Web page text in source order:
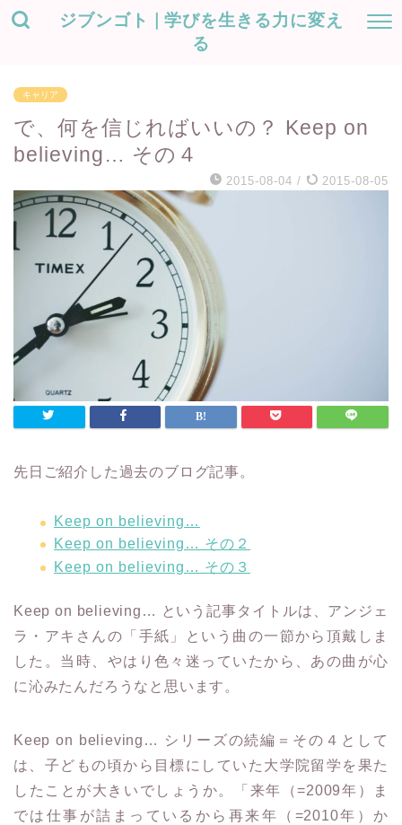
ジブンゴト | 学びを生きる力に変え
る
キャリア
で、何を信じればいいの？ Keep on
believing… その４
2015-08-04 / 2015-08-05
先日ご紹介した過去のブログ記事。
Keep on believing…
Keep on believing… その２
Keep on believing… その３
Keep on believing… という記事タイトルは、 アンジェ
ラ・アキさんの「手紙」という曲の一節から頂戴しま
した。当時、やはり色々迷っていたから、あの曲が心
に沁みたんだろうなと思います。
Keep on believing… シリーズの続編＝その４として
は、子どもの頃から目標にしていた大学院留学を果た
したことが大きいでしょうか。「来年（=2009年）ま
では仕事が詰まっているから再来年（=2010年）か